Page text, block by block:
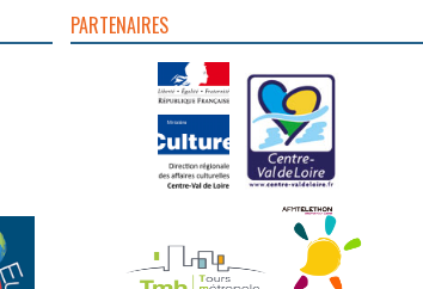
PARTENAIRES